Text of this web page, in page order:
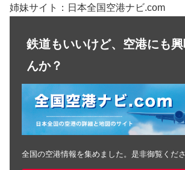
姉妹サイト：日本全国空港ナビ.com
鉄道もいいけど、空港にも
んか？
全国の空港情報を集めました。是非御覧くださ